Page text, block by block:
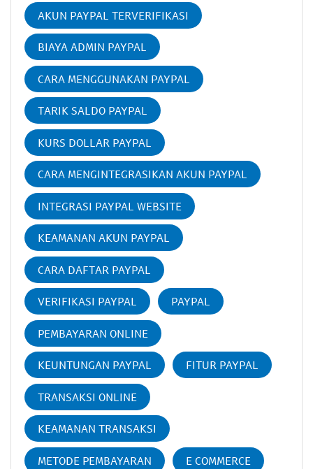
AKUN PAYPAL TERVERIFIKASI
BIAYA ADMIN PAYPAL
CARA MENGGUNAKAN PAYPAL
TARIK SALDO PAYPAL
KURS DOLLAR PAYPAL
CARA MENGINTEGRASIKAN AKUN PAYPAL
INTEGRASI PAYPAL WEBSITE
KEAMANAN AKUN PAYPAL
CARA DAFTAR PAYPAL
VERIFIKASI PAYPAL PAYPAL
PEMBAYARAN ONLINE
KEUNTUNGAN PAYPAL FITUR PAYPAL
TRANSAKSI ONLINE
KEAMANAN TRANSAKSI
METODE PEMBAYARAN E COMMERCE